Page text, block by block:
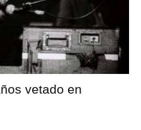
vetado en